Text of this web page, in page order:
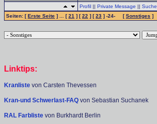
Profil || Private Message || Suche
Seiten: [Erste Seite ] ... [21 ] [22 ] [23 ] -24- [Sonstiges ]
Linktips:
Kranliste von Carsten Thevessen
Kran-und Schwerlast-FAQ von Sebastian Suchanek
RAL Farbliste von Burkhardt Berlin